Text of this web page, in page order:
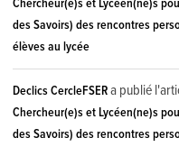
Chercheur(e)s et Lycéen(ne)s
des Savoirs) des rencontres
élèves au lycée
Declics CercleFSERa publié
Chercheur(e)s et Lycéen(ne)s
des Savoirs) des rencontres